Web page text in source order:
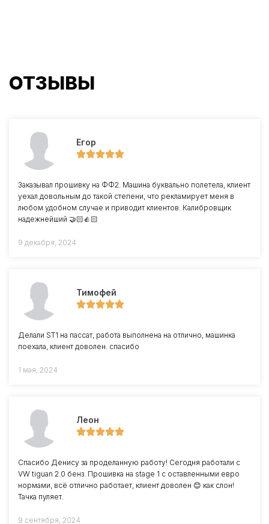
ОТЗЫВЫ
Егор
Заказывал прошивку на ФФ2. Машина буквально полетела, клиент
уехал довольным до такой степени, что рекламирует меня в
любом удобном случае и приводит клиентов. Калибровщик
надежнейший 🤝🏻👍🏻
9 декабря, 2024
Тимофей
Делали ST1 на пассат, работа выполнена на отлично, машинка
поехала, клиент доволен. спасибо
1 мая, 2024
Леон
Спасибо Денису за проделанную работу! Сегодня работали с
VW tiguan 2.0 бенз. Прошивка на stage 1 с оставленными евро
нормами, всё отлично работает, клиент доволен 😊 как слон!
Тачка пуляет.
9 сентября, 2024